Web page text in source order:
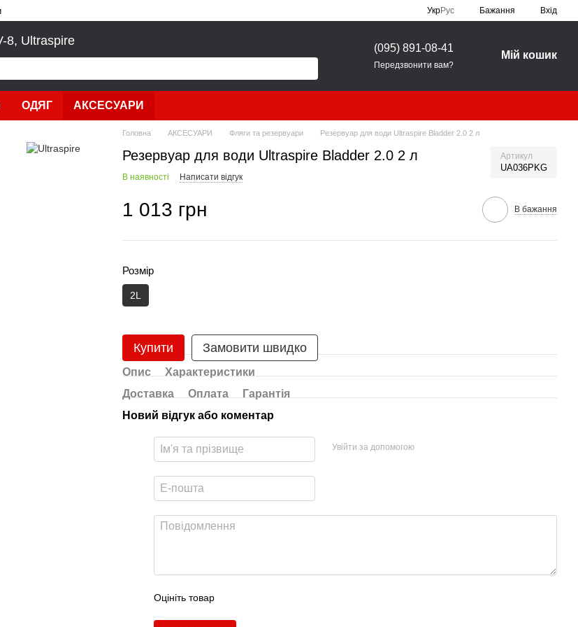
УкрРус Бажання Вхід
8, Ultraspire
(095) 891-08-41
Передзвонити вам?
Мій кошик
ОДЯГ АКСЕСУАРИ
Головна АКСЕСУАРИ Фляги та резервуари Резервуар для води Ultraspire Bladder 2.0 2 л
Резервуар для води Ultraspire Bladder 2.0 2 л Артикул
UA036PKG
В наявності Написати відгук
1 013 грн В бажання
Розмір
2L
Купити Замовити швидко
Опис
Характеристики
Доставка
Оплата
Гарантія
Новий відгук або коментар
Увійти за допомогою
Оцініть товар